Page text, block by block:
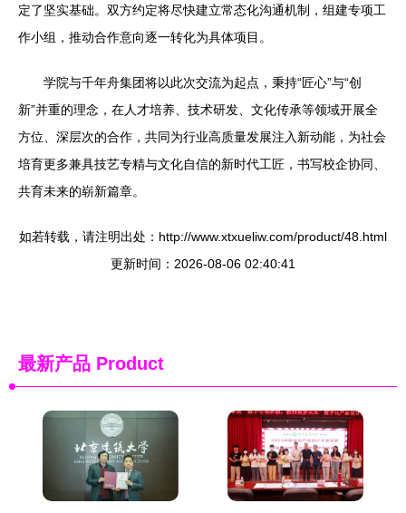
定了坚实基础。双方约定将尽快建立常态化沟通机制，组建专项工
作小组，推动合作意向逐一转化为具体项目。
学院与千年舟集团将以此次交流为起点，秉持“匠心”与“创
新”并重的理念，在人才培养、技术研发、文化传承等领域开展全
方位、深层次的合作，共同为行业高质量发展注入新动能，为社会
培育更多兼具技艺专精与文化自信的新时代工匠，书写校企协同、
共育未来的崭新篇章。
如若转载，请注明出处：http://www.xtxueliw.com/product/48.html
更新时间：2026-08-06 02:40:41
最新产品 Product